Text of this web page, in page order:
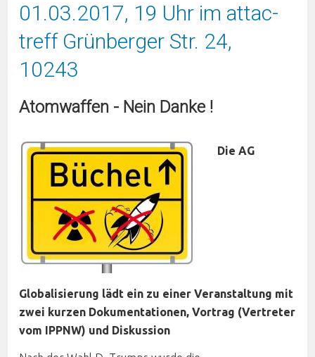
01.03.2017, 19 Uhr im attac-
treff Grünberger Str. 24,
10243
Atomwaffen - Nein Danke !
Die AG
Globalisierung lädt ein zu einer Veranstaltung mit
zwei kurzen Dokumentationen, Vortrag (Vertreter
vom IPPNW) und Diskussion